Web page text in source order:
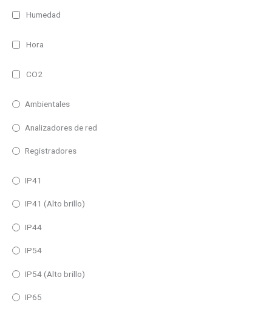
Humedad
Hora
CO2
Ambientales
Analizadores de red
Registradores
IP41
IP41 (Alto brillo)
IP44
IP54
IP54 (Alto brillo)
IP65